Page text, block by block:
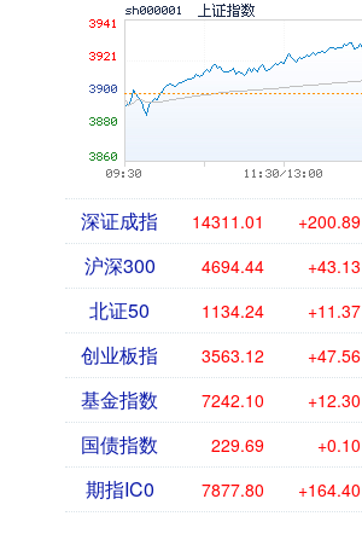
深证成指 14311.01 +200.89
沪深300 4694.44 +43.13
北证50 1134.24 +11.37
创业板指 3563.12 +47.56
基金指数 7242.10 +12.30
国债指数 229.69 +0.10
期指IC0 7877.80 +164.40